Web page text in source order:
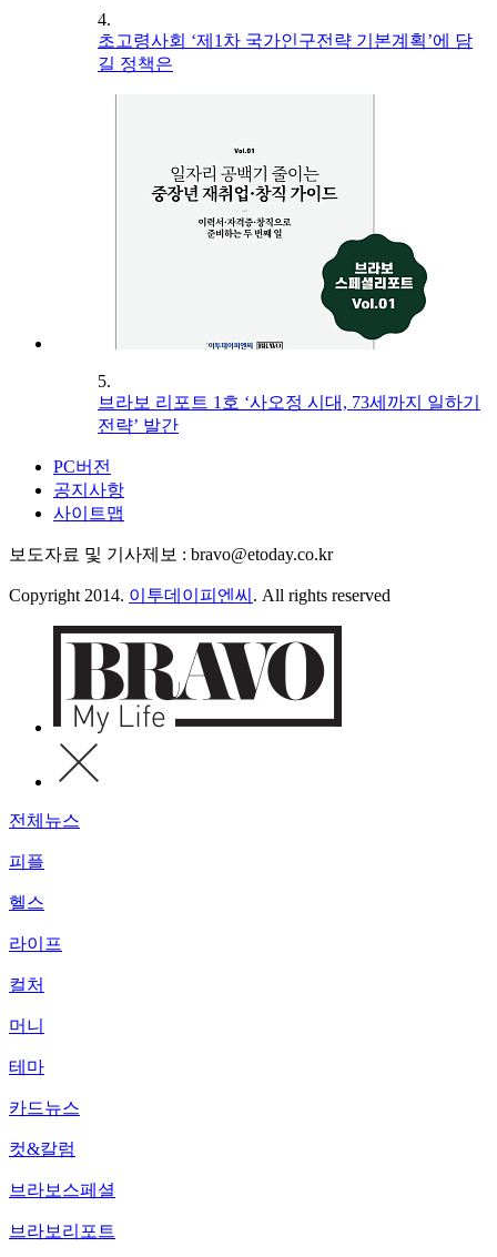
4.
초고령사회 ‘제1차 국가인구전략 기본계획’에 담
길 정책은
5.
브라보 리포트 1호 ‘사오정 시대, 73세까지 일하기
전략’ 발간
PC버전
공지사항
사이트맵
보도자료 및 기사제보 : bravo@etoday.co.kr
Copyright 2014. 이투데이피엔씨 . All rights reserved
전체뉴스
피플
헬스
라이프
컬처
머니
테마
카드뉴스
컷&칼럼
브라보스페셜
브라보리포트